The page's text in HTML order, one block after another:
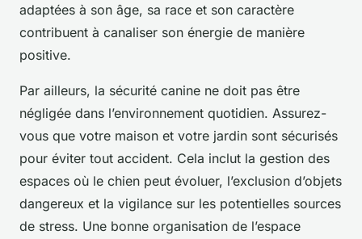
adaptées à son âge, sa race et son caractère
contribuent à canaliser son énergie de manière
positive.
Par ailleurs, la sécurité canine ne doit pas être
négligée dans l’environnement quotidien. Assurez-
vous que votre maison et votre jardin sont sécurisés
pour éviter tout accident. Cela inclut la gestion des
espaces où le chien peut évoluer, l’exclusion d’objets
dangereux et la vigilance sur les potentielles sources
de stress. Une bonne organisation de l’espace